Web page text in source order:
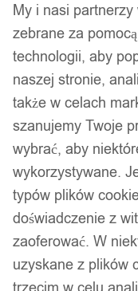
My i nasi
zebrane za
technologii, aby
naszej stronie,
także w celach
szanujemy Twoje
wybrać, aby
wykorzystywane.
typów plików
doświadczenie z
zaoferować. W
uzyskane z plików